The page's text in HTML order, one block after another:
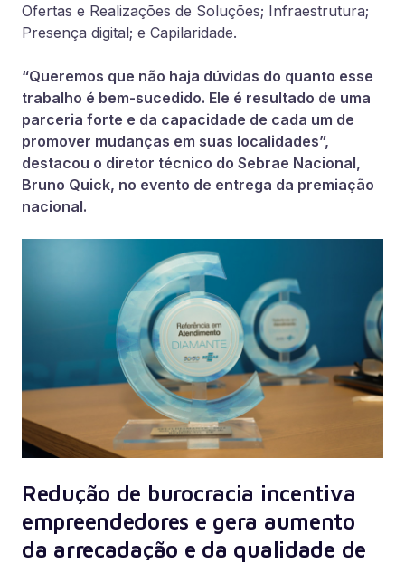
Ofertas e Realizações de Soluções; Infraestrutura;
Presença digital; e Capilaridade.
“Queremos que não haja dúvidas do quanto esse
trabalho é bem-sucedido. Ele é resultado de uma
parceria forte e da capacidade de cada um de
promover mudanças em suas localidades”,
destacou o diretor técnico do Sebrae Nacional,
Bruno Quick, no evento de entrega da premiação
nacional.
Redução de burocracia incentiva
empreendedores e gera aumento
da arrecadação e da qualidade de